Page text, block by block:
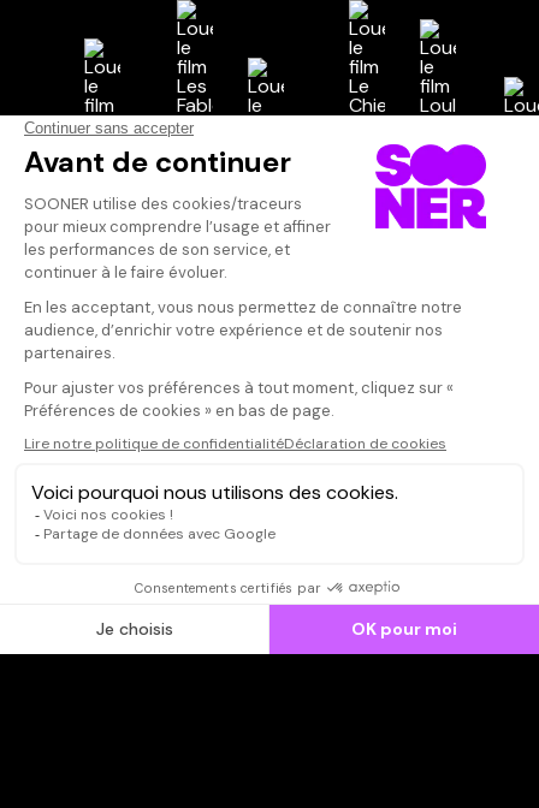
Vos avis
Donnez votre avis
Votre note
Votre commentaire
Il faut vous connecter pour
publier un avis
CONNEXION
Qui sommes-nous ?